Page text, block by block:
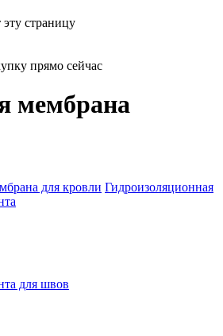
эту страницу
прямо сейчас
мембрана
для кровли Гидроизоляционная
для швов